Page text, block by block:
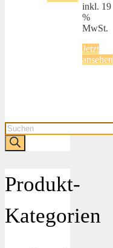
inkl. 19
%
MwSt.
Jetzt
ansehen
Products
search
Produkt-
Kategorien